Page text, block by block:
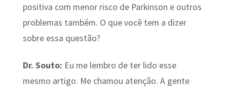
positiva com menor risco de Parkinson e outros
problemas também. O que você tem a dizer
sobre essa questão?
Dr. Souto: Eu me lembro de ter lido esse
mesmo artigo. Me chamou atenção. A gente